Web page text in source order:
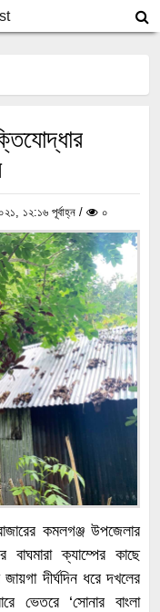
১২:১৬ পূর্বাহ্ন / ০
কমলগঞ্জ উপজেলার
ক্যাম্পের কাছে
দীর্ঘদিন ধরে দখলের
ভেতরে ‘সোনার বাংলা